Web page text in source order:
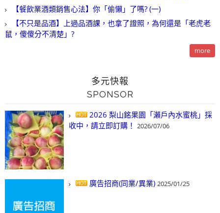
【餐飲業酒類銷售心法】你「偷懶」了嗎? (一)
【不只是品酒】上過品酒課，也拿了證照，為何還是「老虎老
鼠，傻傻分不清楚」?
more
多元快報
SPONSOR
2026 梨山銘果園「瀨戶內水蜜桃」採
收中，請立即訂購！ 2026/07/06
廣告招商(同業/異業) 2025/01/25